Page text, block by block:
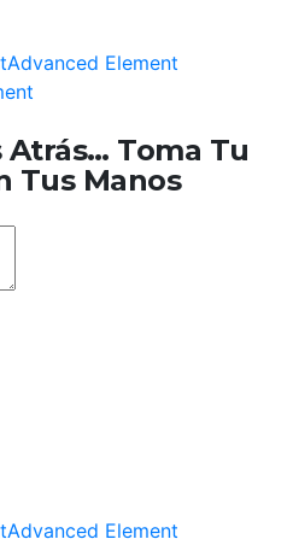
Advanced Element
Toma Tu
Tus Manos
Advanced Element